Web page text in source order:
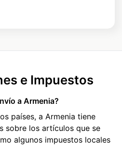
e Impuestos
a Armenia?
países, a Armenia tiene
sobre los artículos que se
algunos impuestos locales